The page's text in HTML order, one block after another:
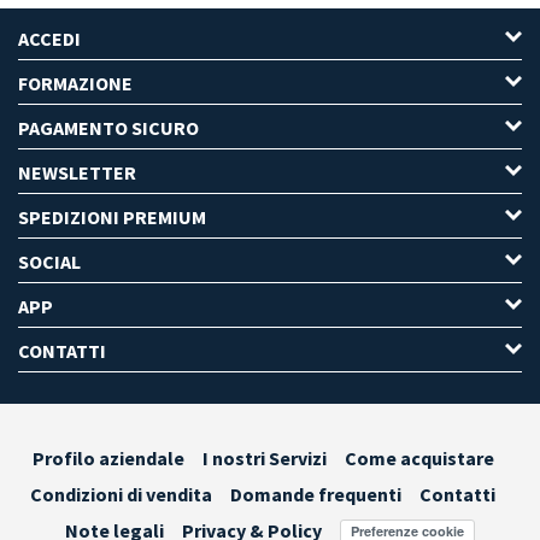
ACCEDI
FORMAZIONE
PAGAMENTO SICURO
NEWSLETTER
SPEDIZIONI PREMIUM
SOCIAL
APP
CONTATTI
Profilo aziendale I nostri Servizi
Come acquistare
Condizioni di vendita
Domande frequenti
Contatti
Note legali
Privacy & Policy Preferenze cookie